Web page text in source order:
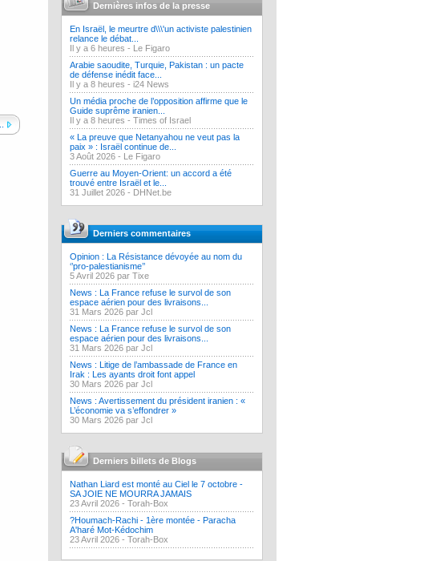
Dernières infos de la presse
En Israël, le meurtre d\\\'un activiste palestinien
relance le débat...
Il y a 6 heures - Le Figaro
Arabie saoudite, Turquie, Pakistan : un pacte
de défense inédit face...
Il y a 8 heures - i24 News
Un média proche de l’opposition affirme que le
Guide suprême iranien...
Il y a 8 heures - Times of Israel
« La preuve que Netanyahou ne veut pas la
paix » : Israël continue de...
3 Août 2026 - Le Figaro
Guerre au Moyen-Orient: un accord a été
trouvé entre Israël et le...
31 Juillet 2026 - DHNet.be
Derniers commentaires
Opinion : La Résistance dévoyée au nom du
‘’pro-palestianisme’’
5 Avril 2026 par Tixe
News : La France refuse le survol de son
espace aérien pour des livraisons...
31 Mars 2026 par Jcl
News : La France refuse le survol de son
espace aérien pour des livraisons...
31 Mars 2026 par Jcl
News : Litige de l’ambassade de France en
Irak : Les ayants droit font appel
30 Mars 2026 par Jcl
News : Avertissement du président iranien : «
L’économie va s’effondrer »
30 Mars 2026 par Jcl
Derniers billets de Blogs
Nathan Liard est monté au Ciel le 7 octobre -
SA JOIE NE MOURRA JAMAIS
23 Avril 2026 - Torah-Box
?Houmach-Rachi - 1ère montée - Paracha
A'haré Mot-Kédochim
23 Avril 2026 - Torah-Box